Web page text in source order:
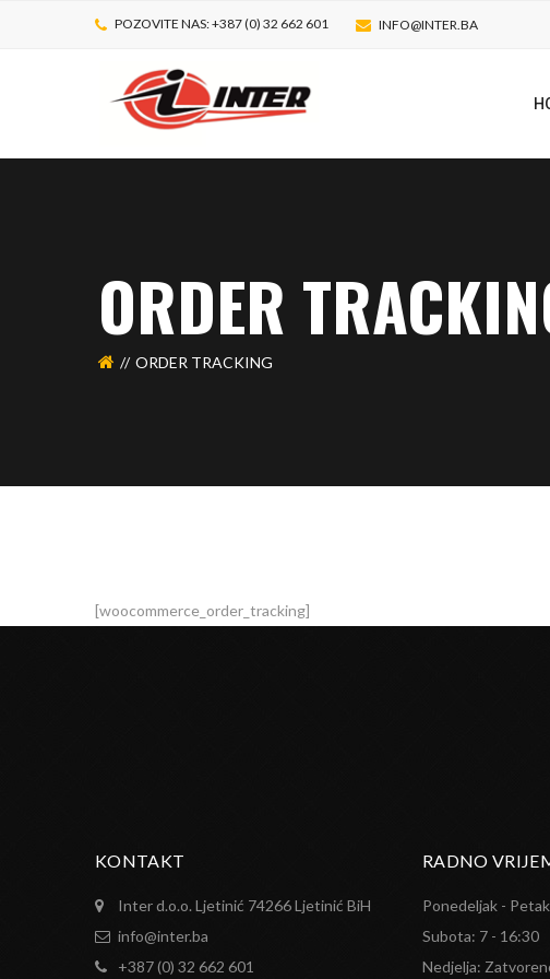
POZOVITE NAS: +387 (0) 32 662 601 INFO@INTER.BA
ORDER
ORDER TRACKING
[woocommerce_order_tracking]
KONTAKT
Inter d.o.o. Ljetinić 74266 Ljetinić BiH
info@inter.ba
+387 (0) 32 662 601
RADNO
Ponedeljak -
Subota: 7 - 16:30
Nedjelja: